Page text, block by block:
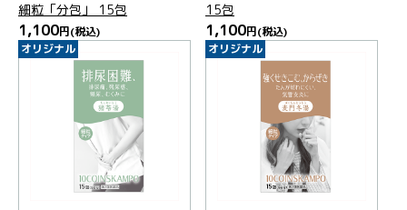
細粒「分包」 15包
1,100円(税込)
15包
1,100円(税込)
オリジナル オリジナル